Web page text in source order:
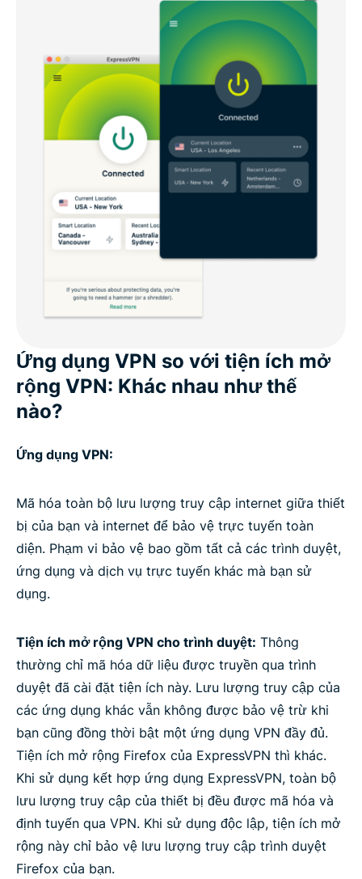
Ứng dụng VPN so với tiện ích mở
rộng VPN: Khác nhau như thế
nào?
Ứng dụng VPN:
Mã hóa toàn bộ lưu lượng truy cập internet giữa thiết
bị của bạn và internet để bảo vệ trực tuyến toàn
diện. Phạm vi bảo vệ bao gồm tất cả các trình duyệt,
ứng dụng và dịch vụ trực tuyến khác mà bạn sử
dụng.
Tiện ích mở rộng VPN cho trình duyệt: Thông
thường chỉ mã hóa dữ liệu được truyền qua trình
duyệt đã cài đặt tiện ích này. Lưu lượng truy cập của
các ứng dụng khác vẫn không được bảo vệ trừ khi
bạn cũng đồng thời bật một ứng dụng VPN đầy đủ.
Tiện ích mở rộng Firefox của ExpressVPN thì khác.
Khi sử dụng kết hợp ứng dụng ExpressVPN, toàn bộ
lưu lượng truy cập của thiết bị đều được mã hóa và
định tuyến qua VPN. Khi sử dụng độc lập, tiện ích mở
rộng này chỉ bảo vệ lưu lượng truy cập trình duyệt
Firefox của bạn.